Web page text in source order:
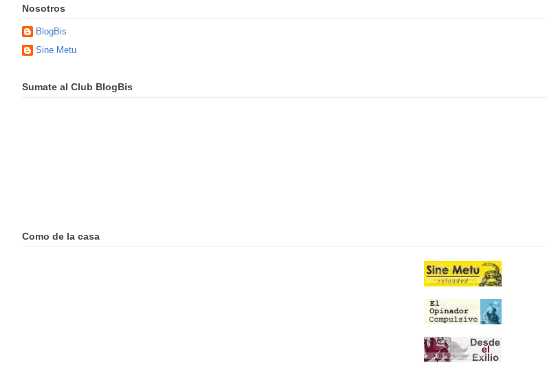
Nosotros
BlogBis
Sine Metu
Sumate al Club BlogBis
Como de la casa